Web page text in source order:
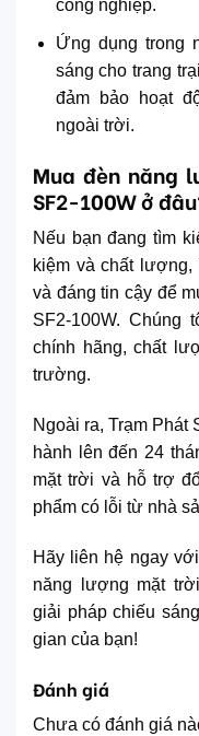
công nghiệp.
Ứng dụng trong
sáng cho trang
đảm bảo hoạt
ngoài trời.
Mua đèn năng
SF2-100W ở
Nếu bạn đang tìm
kiệm và chất lượng,
và đáng tin cậy để
SF2-100W. Chúng
chính hãng, chất
trường.
Ngoài ra, Trạm Phát
hành lên đến 24
mặt trời và hỗ trợ
phẩm có lỗi từ nhà
Hãy liên hệ ngay
năng lượng mặt
giải pháp chiếu
gian của bạn!
Đánh giá
Chưa có đánh giá